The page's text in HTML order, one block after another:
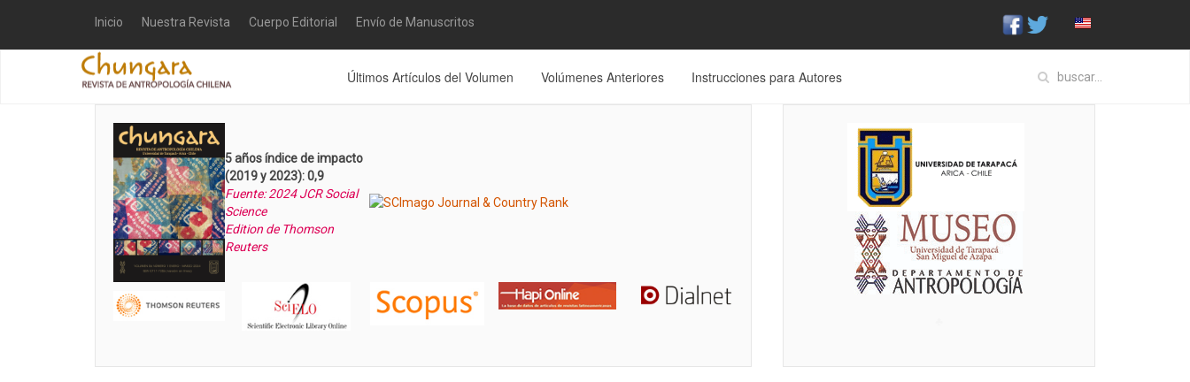
Inicio Nuestra Revista Cuerpo Editorial Envío de Manuscritos
Últimos Artículos del Volumen Volúmenes Anteriores Instrucciones para Autores
5 años índice de impacto
(2019 y 2023): 0,9
Fuente: 2024 JCR Social
Science
Edition de Thomson
Reuters